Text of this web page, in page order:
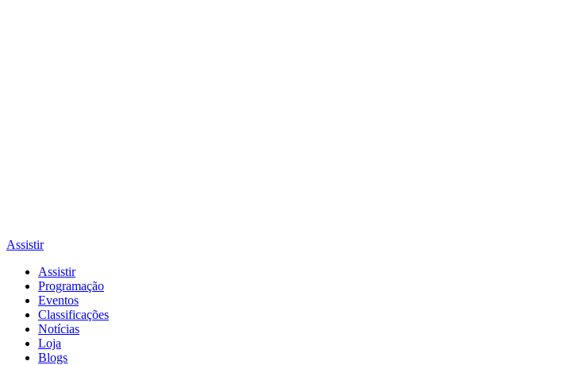
Assistir
Assistir
Programação
Eventos
Classificações
Notícias
Loja
Blogs